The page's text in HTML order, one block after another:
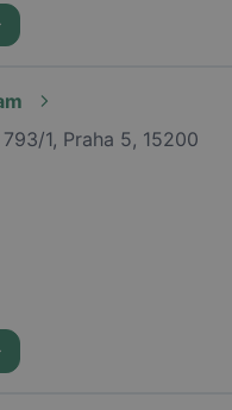
1, Praha 5, 15200